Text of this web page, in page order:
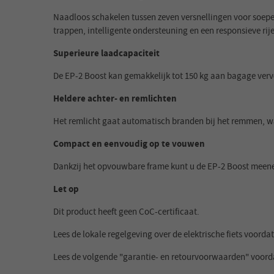
Naadloos schakelen tussen zeven versnellingen voor
trappen, intelligente ondersteuning en een responsieve
Superieure laadcapaciteit
De EP-2 Boost kan gemakkelijk tot 150 kg aan bagage
Heldere achter- en remlichten
Het remlicht gaat automatisch branden bij het remmen,
Compact en eenvoudig op te vouwen
Dankzij het opvouwbare frame kunt u de EP-2 Boost
Let op
Dit product heeft geen CoC-certificaat.
Lees de lokale regelgeving over de elektrische fiets
Lees de volgende "garantie- en retourvoorwaarden"